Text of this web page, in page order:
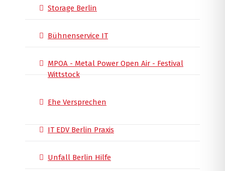
Storage Berlin
Bühnenservice IT
MPOA - Metal Power Open Air - Festival
Wittstock
Ehe Versprechen
IT EDV Berlin Praxis
Unfall Berlin Hilfe